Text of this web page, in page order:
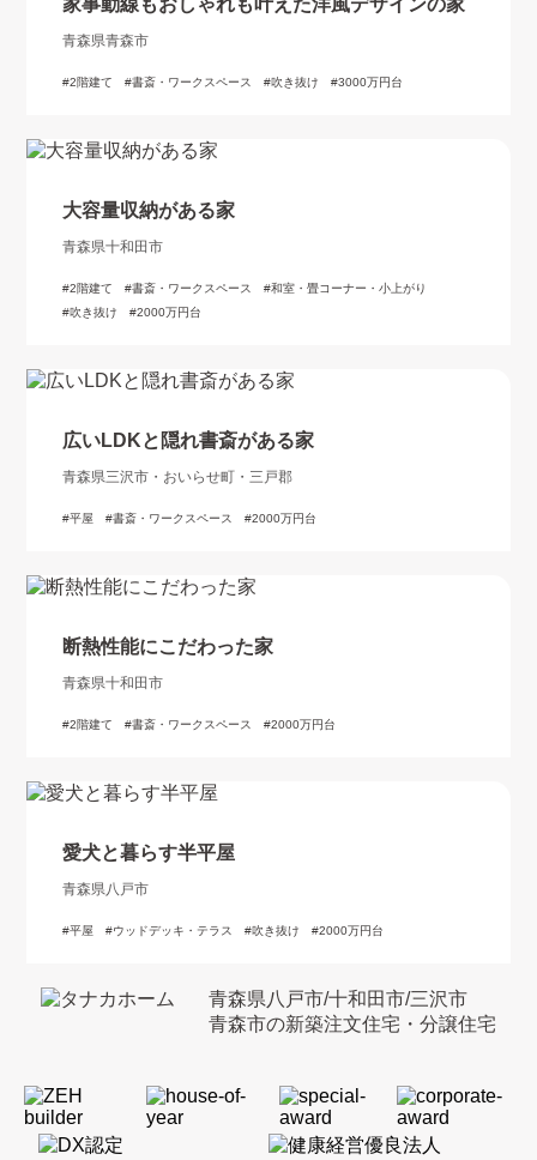
家事動線もおしゃれも叶えた洋風デザインの家
青森県青森市
2階建て 書斎・ワークスペース 吹き抜け 3000万円台
大容量収納がある家
青森県十和田市
2階建て 書斎・ワークスペース
和室・畳コーナー・小上がり
吹き抜け
2000万円台
広いLDKと隠れ書斎がある家
青森県三沢市・おいらせ町・三戸郡
平屋 書斎・ワークスペース 2000万円台
断熱性能にこだわった家
青森県十和田市
2階建て 書斎・ワークスペース 2000万円台
愛犬と暮らす半平屋
青森県八戸市
平屋 ウッドデッキ・テラス 吹き抜け 2000万円台
青森県八戸市/十和田市/三沢市
青森市の新築注文住宅・分譲住宅